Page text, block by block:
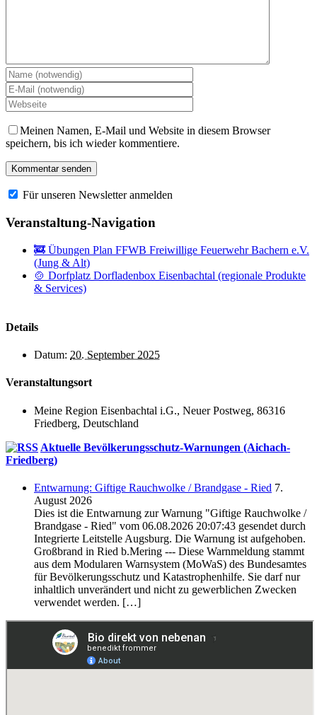
Meinen Namen, E-Mail und Website in diesem Browser
speichern, bis ich wieder kommentiere.
Für unseren Newsletter anmelden
Veranstaltung-Navigation
🚒 Übungen Plan FFWB Freiwillige Feuerwehr Bachern e.V.
(Jung & Alt)
🍲 Dorfplatz Dorfladenbox Eisenbachtal (regionale Produkte
& Services)
Details
Datum: 20. September 2025
Veranstaltungsort
Meine Region Eisenbachtal i.G., Neuer Postweg, 86316
Friedberg, Deutschland
Aktuelle Bevölkerungsschutz-Warnungen (Aichach-
Friedberg)
Entwarnung: Giftige Rauchwolke / Brandgase - Ried 7.
August 2026
Dies ist die Entwarnung zur Warnung "Giftige Rauchwolke /
Brandgase - Ried" vom 06.08.2026 20:07:43 gesendet durch
Integrierte Leitstelle Augsburg. Die Warnung ist aufgehoben.
Großbrand in Ried b.Mering --- Diese Warnmeldung stammt
aus dem Modularen Warnsystem (MoWaS) des Bundesamtes
für Bevölkerungsschutz und Katastrophenhilfe. Sie darf nur
inhaltlich unverändert und nicht zu gewerblichen Zwecken
verwendet werden. […]